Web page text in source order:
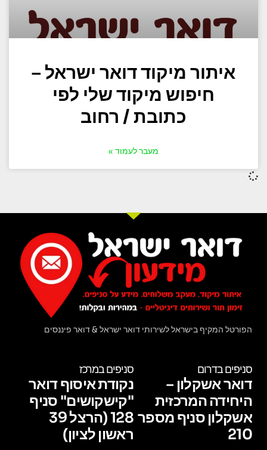
איתור מיקוד דואר ישראל –
חיפוש מיקוד שלי לפי
כתובת / רחוב
מעבר לעמוד »
הפורטל המקיף בישראל לשירותי דואר ישראל & דואר פיננסים
סניפים בדרום
דואר אשקלון –
היחידה המרכזית
אשקלון סניף מספר
210
סניפים במרכז
נקודת איסוף דואר
"קישקושים" סניף
128 (הרצל 39
ראשון לציון)